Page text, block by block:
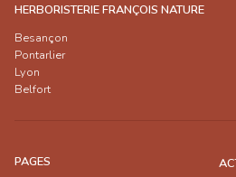
HERBORISTERIE FRANÇOIS NATURE
Besançon
Pontarlier
Lyon
Belfort
PAGES